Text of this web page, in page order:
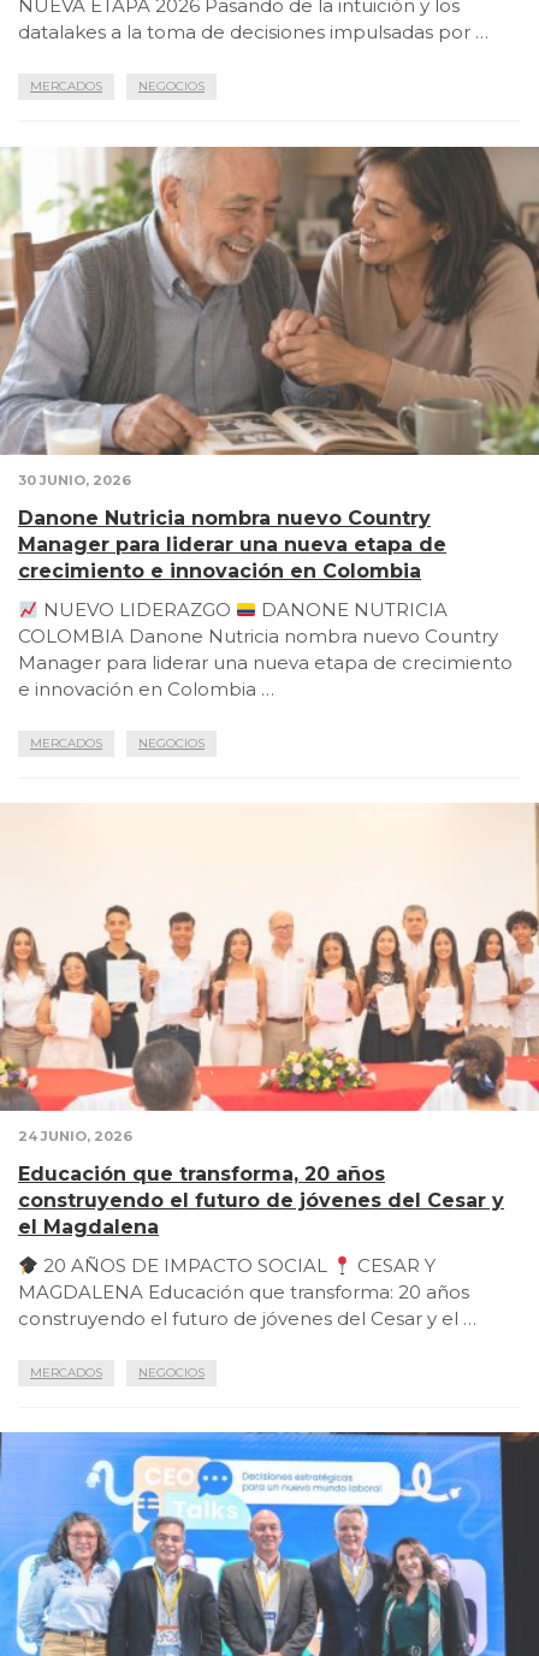
NUEVA ETAPA 2026 Pasando de la intuición y los
datalakes a la toma de decisiones impulsadas por …
MERCADOS NEGOCIOS
30 JUNIO, 2026
Danone Nutricia nombra nuevo Country
Manager para liderar una nueva etapa de
crecimiento e innovación en Colombia
NUEVO LIDERAZGO
DANONE NUTRICIA
COLOMBIA Danone Nutricia nombra nuevo Country
Manager para liderar una nueva etapa de crecimiento
e innovación en Colombia …
MERCADOS NEGOCIOS
24 JUNIO, 2026
Educación que transforma, 20 años
construyendo el futuro de jóvenes del Cesar y
el Magdalena
20 AÑOS DE IMPACTO SOCIAL
CESAR Y
MAGDALENA Educación que transforma: 20 años
construyendo el futuro de jóvenes del Cesar y el …
MERCADOS NEGOCIOS